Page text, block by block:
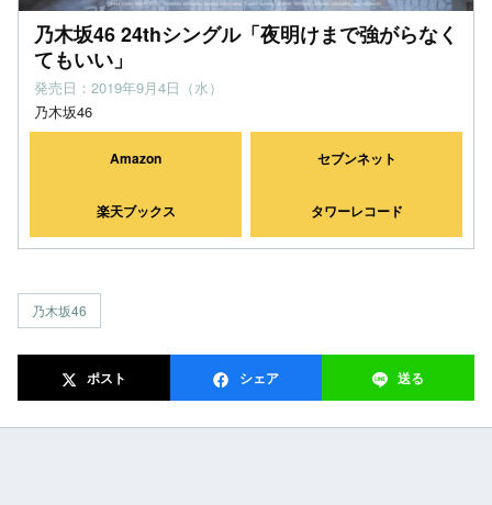
乃木坂46 24thシングル「夜明けまで強がらなく
てもいい」
発売日：2019年9月4日（水）
乃木坂46
Amazon セブンネット
楽天ブックス タワーレコード
乃木坂46
ポスト シェア 送る